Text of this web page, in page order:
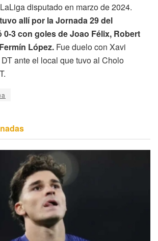
disputado en marzo de 2024.
allí por la Jornada 29 del
0-3 con goles de Joao Félix, Robert
López. Fue duelo con Xavi
ante el local que tuvo al Cholo